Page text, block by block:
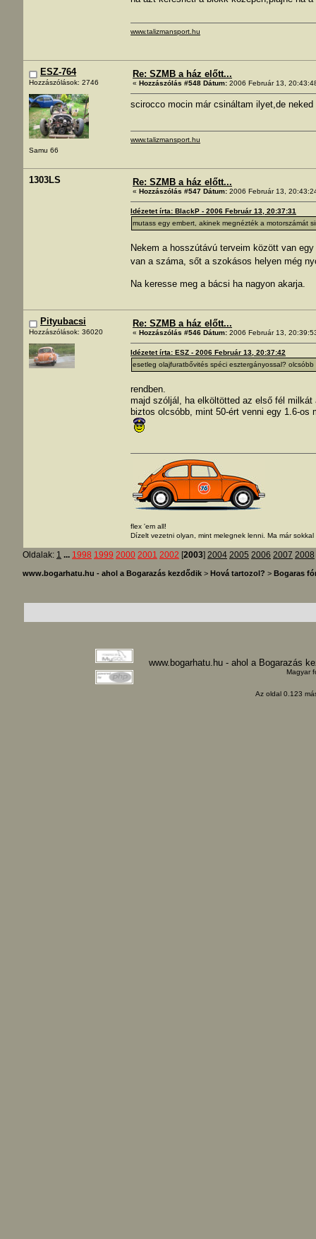
www.talizmansport.hu
ESZ-764
Hozzászólások: 2746
Samu 66
Re: SZMB a ház előtt...
« Hozzászólás #548 Dátum: 2006 Február 13,
scirocco mocin már csináltam ilyet,de
www.talizmansport.hu
1303LS Re: SZMB a ház előtt...
« Hozzászólás #547 Dátum: 2006 Február 13,
Idézetet írta: BlackP - 2006 Február 13, 20:37:31
mutass egy embert, akinek megnézték a motorszámát
Nekem a hosszútávú terveim között van
van a száma, sőt a szokásos helyen még
Na keresse meg a bácsi ha nagyon akarja.
Pityubacsi
Hozzászólások: 36020
Re: SZMB a ház előtt...
« Hozzászólás #546 Dátum: 2006 Február 13,
Idézetet írta: ESZ - 2006 Február 13, 20:37:42
esetleg olajfuratbővités spéci esztergányossal? olcsóbb
rendben.
majd szóljál, ha elköltötted az első fél milkát
biztos olcsóbb, mint 50-ért venni egy 1.6-
flex 'em all!
Dízelt vezetni olyan, mint melegnek lenni. Ma már
Oldalak: 1 ... 1998 1999 2000 2001 2002 [2003] 2004 2005 2006 2007 2008
www.bogarhatu.hu - ahol a Bogarazás kezdődik > Hová tartozol? > Bogaras
www.bogarhatu.hu - ahol a Bogarazás
Magyar
Az oldal 0.123